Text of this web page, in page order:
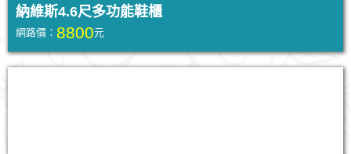
納維斯4.6尺多功能鞋櫃
網路價： 8800元